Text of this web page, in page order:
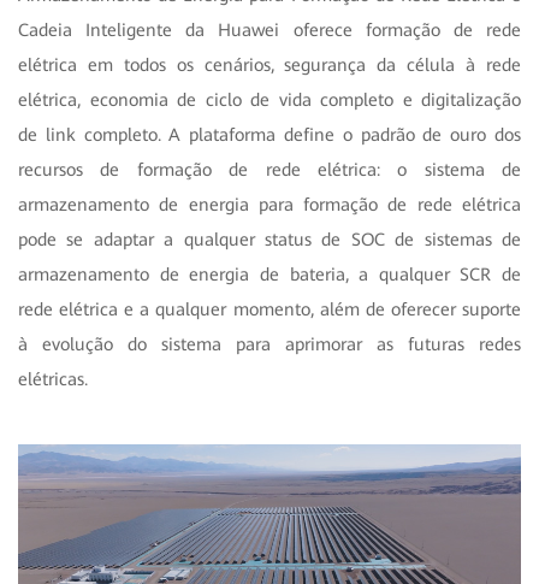
Cadeia Inteligente da Huawei oferece formação de rede
elétrica em todos os cenários, segurança da célula à rede
elétrica, economia de ciclo de vida completo e digitalização
de link completo. A plataforma define o padrão de ouro dos
recursos de formação de rede elétrica: o sistema de
armazenamento de energia para formação de rede elétrica
pode se adaptar a qualquer status de SOC de sistemas de
armazenamento de energia de bateria, a qualquer SCR de
rede elétrica e a qualquer momento, além de oferecer suporte
à evolução do sistema para aprimorar as futuras redes
elétricas.